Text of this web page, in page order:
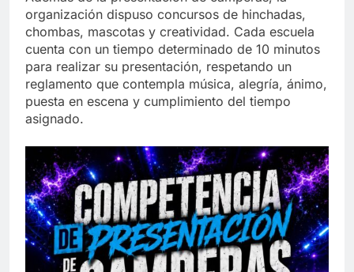
organización dispuso concursos de hinchadas,
chombas, mascotas y creatividad. Cada escuela
cuenta con un tiempo determinado de 10 minutos
para realizar su presentación, respetando un
reglamento que contempla música, alegría, ánimo,
puesta en escena y cumplimiento del tiempo
asignado.